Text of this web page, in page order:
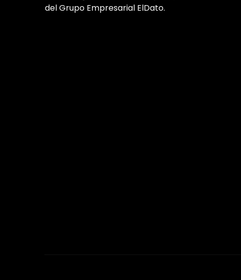
del Grupo Empresarial ElDato.